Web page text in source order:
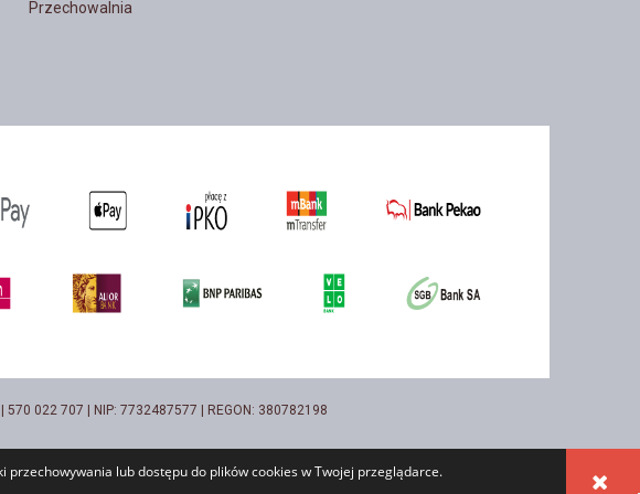
przechowywania lub dostępu do plików cookies w Twojej przeglądarce.
Przechowalnia
| 570 022 707 | NIP: 7732487577 | REGON: 380782198